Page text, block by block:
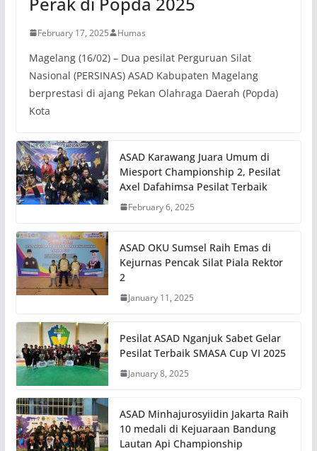
February 17, 2025 Humas
Magelang (16/02) – Dua pesilat Perguruan Silat
Nasional (PERSINAS) ASAD Kabupaten Magelang
berprestasi di ajang Pekan Olahraga Daerah (Popda)
Kota
ASAD Karawang Juara Umum di
Miesport Championship 2, Pesilat
Axel Dafahimsa Pesilat Terbaik
February 6, 2025
ASAD OKU Sumsel Raih Emas di
Kejurnas Pencak Silat Piala Rektor
2
January 11, 2025
Pesilat ASAD Nganjuk Sabet Gelar
Pesilat Terbaik SMASA Cup VI 2025
January 8, 2025
ASAD Minhajurosyiidin Jakarta Raih
10 medali di Kejuaraan Bandung
Lautan Api Championship